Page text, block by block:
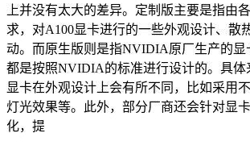
上并没有太大的差异。定制版主要是指由
求，对A100显卡进行的一些外观设计、散
动。而原生版则是指NVIDIA原厂生产的显
都是按照NVIDIA的标准进行设计的。具体
显卡在外观设计上会有所不同，比如采用
灯光效果等。此外，部分厂商还会针对显
化，提